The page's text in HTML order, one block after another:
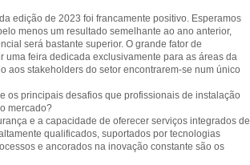
edição de 2023 foi francamente positivo. Esperamos
menos um resultado semelhante ao ano anterior,
será bastante superior. O grande fator de
uma feira dedicada exclusivamente para as áreas da
aos stakeholders do setor encontrarem-se num único
os principais desafios que profissionais de instalação
mercado?
e a capacidade de oferecer serviços integrados de
qualificados, suportados por tecnologias
e ancorados na inovação constante são os